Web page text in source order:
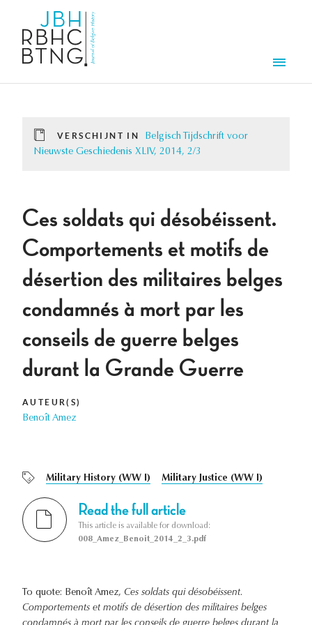
VERSCHIJNT IN
Belgisch Tijdschrift voor
Nieuwste Geschiedenis XLIV, 2014, 2/3
Ces soldats qui désobéissent.
Comportements et motifs de
désertion des militaires belges
condamnés à mort par les
conseils de guerre belges
durant la Grande Guerre
AUTEUR(S)
Benoît Amez
Military History (WW I) Military Justice (WW I)
Read the full article
This article is available for download:
008_Amez_Benoit_2014_2_3.pdf
To quote: Benoît Amez, Ces soldats qui désobéissent.
Comportements et motifs de désertion des militaires belges